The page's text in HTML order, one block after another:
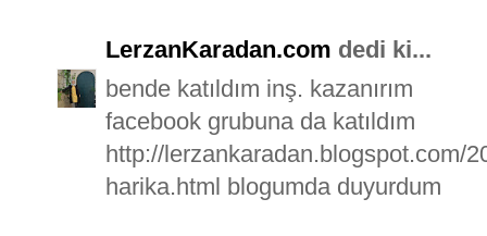
LerzanKaradan.com dedi ki...
bende katıldım inş. kazanırım
facebook grubuna da katıldım
http://lerzankaradan.blogspot.com/
harika.html blogumda duyurdum